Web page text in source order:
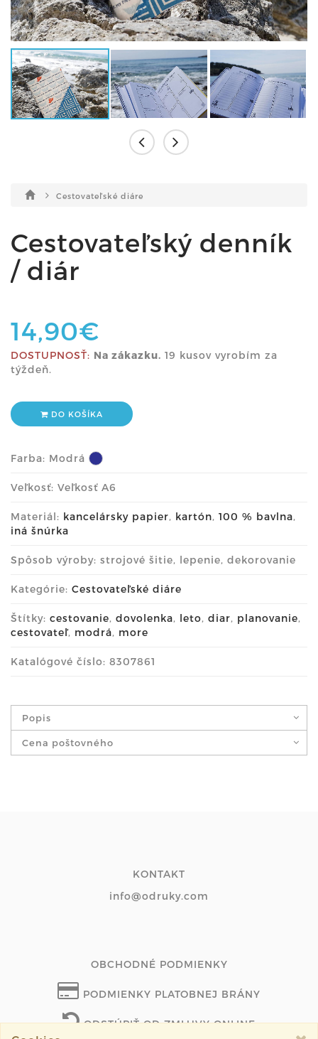
Cestovateľské diáre
Cestovateľský denník
/ diár
14,90€
DOSTUPNOSŤ: Na zákazku. 19 kusov vyrobím za
týždeň.
DO KOŠÍKA
Farba: Modrá
Veľkosť: Veľkosť A6
Materiál: kancelársky papier, kartón, 100 % bavlna,
iná šnúrka
Spôsob výroby: strojové šitie, lepenie, dekorovanie
Kategórie: Cestovateľské diáre
Štítky: cestovanie, dovolenka, leto, diar, planovanie,
cestovateľ, modrá, more
Katalógové číslo: 8307861
Popis
Cena poštovného
KONTAKT
info@odruky.com
OBCHODNÉ PODMIENKY
PODMIENKY PLATOBNEJ BRÁNY
ODSTÚPIŤ OD ZMLUVY ONLINE